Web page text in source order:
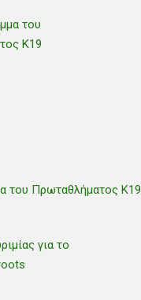
του Πρωταθλήματος Κ19